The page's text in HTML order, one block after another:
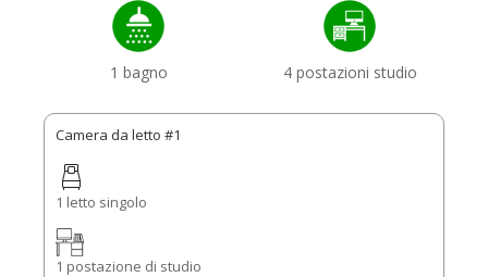
1 bagno 4 postazioni studio
Camera da letto #1
1 letto singolo
1 postazione di studio